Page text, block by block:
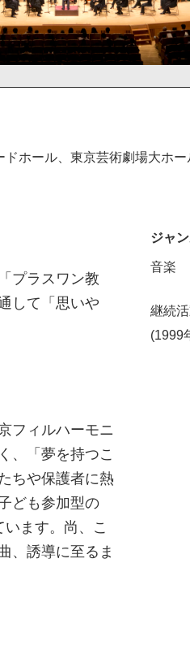
ホール、東京芸術劇場大ホ
プラスワン教
して「思いや
フィルハーモニ
、「夢を持つこ
ちや保護者に熱
ども参加型の
います。尚、こ
、誘導に至るま
ジャ
音楽
継続
(1999